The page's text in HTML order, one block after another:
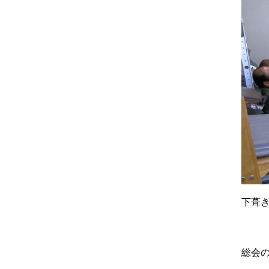
下葺
総会